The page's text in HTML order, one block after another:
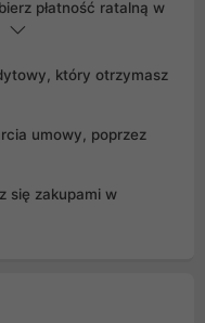
płatność ratalną w
który otrzymasz
umowy, poprzez
się zakupami w